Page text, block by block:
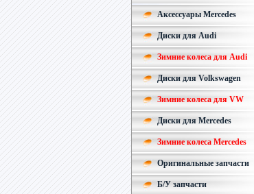
Аксессуары Mercedes
Диски для Audi
Зимние колеса для Audi
Диски для Volkswagen
Зимние колеса для VW
Диски для Mercedes
Зимние колеса Mercedes
Оригинальные запчасти
Б/У запчасти